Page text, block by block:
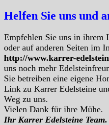
Helfen Sie uns und
Empfehlen Sie uns in
oder auf anderen Seiten im
http://www.karrer-
uns noch mehr
Sie betreiben eine eigene
Link zu Karrer Edelsteine
Weg zu uns.
Vielen Dank für ihre Mühe.
Ihr Karrer Edelsteine Team.